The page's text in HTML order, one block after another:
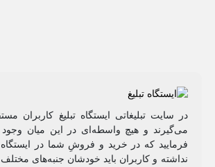
در سایت تبلیغاتی ایستگاه تبلیغ کاربران
می‌گیرند و هیچ واسطه‌ای در این میان
فرمایید که در خرید و فروشِ شما در ایستگاه
نداشته و کاربران باید خودشان جنبه‌های مختلف